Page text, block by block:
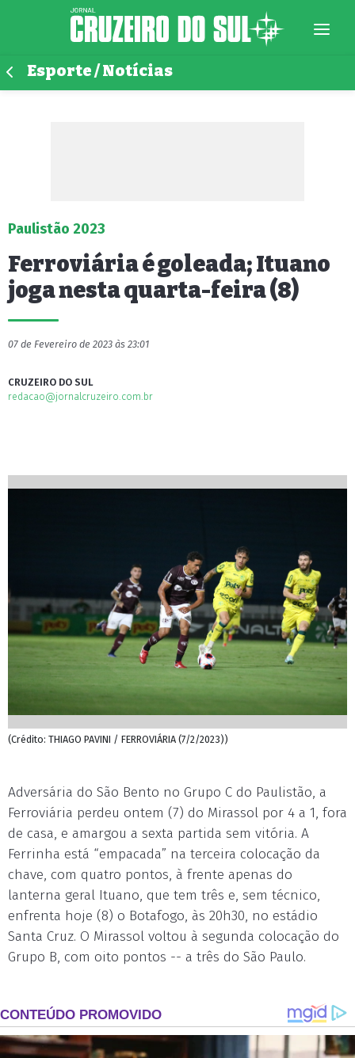
Esporte / Notícias
Paulistão 2023
Ferroviária é goleada; Ituano
joga nesta quarta-feira (8)
07 de Fevereiro de 2023 às 23:01
CRUZEIRO DO SUL
redacao@jornalcruzeiro.com.br
(Crédito: THIAGO PAVINI / FERROVIÁRIA (7/2/2023))
Adversária do São Bento no Grupo C do Paulistão, a
Ferroviária perdeu ontem (7) do Mirassol por 4 a 1, fora
de casa, e amargou a sexta partida sem vitória. A
Ferrinha está “empacada” na terceira colocação da
chave, com quatro pontos, à frente apenas do
lanterna geral Ituano, que tem três e, sem técnico,
enfrenta hoje (8) o Botafogo, às 20h30, no estádio
Santa Cruz. O Mirassol voltou à segunda colocação do
Grupo B, com oito pontos -- a três do São Paulo.